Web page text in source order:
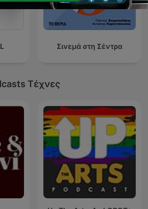
Σινεμά στη Σέντρα
Τέχνες